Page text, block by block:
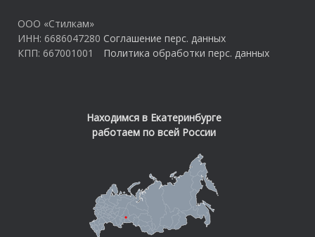
ООО «Стилкам»
ИНН: 6686047280
КПП: 667001001
Соглашение перс. данных
Политика обработки перс. данных
Находимся в Екатеринбурге
работаем по всей России